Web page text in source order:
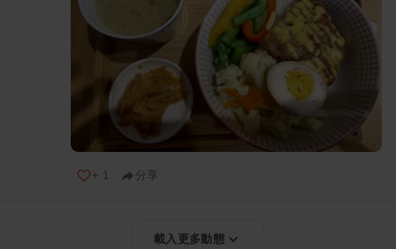
+ 1 分享
載入更多動態